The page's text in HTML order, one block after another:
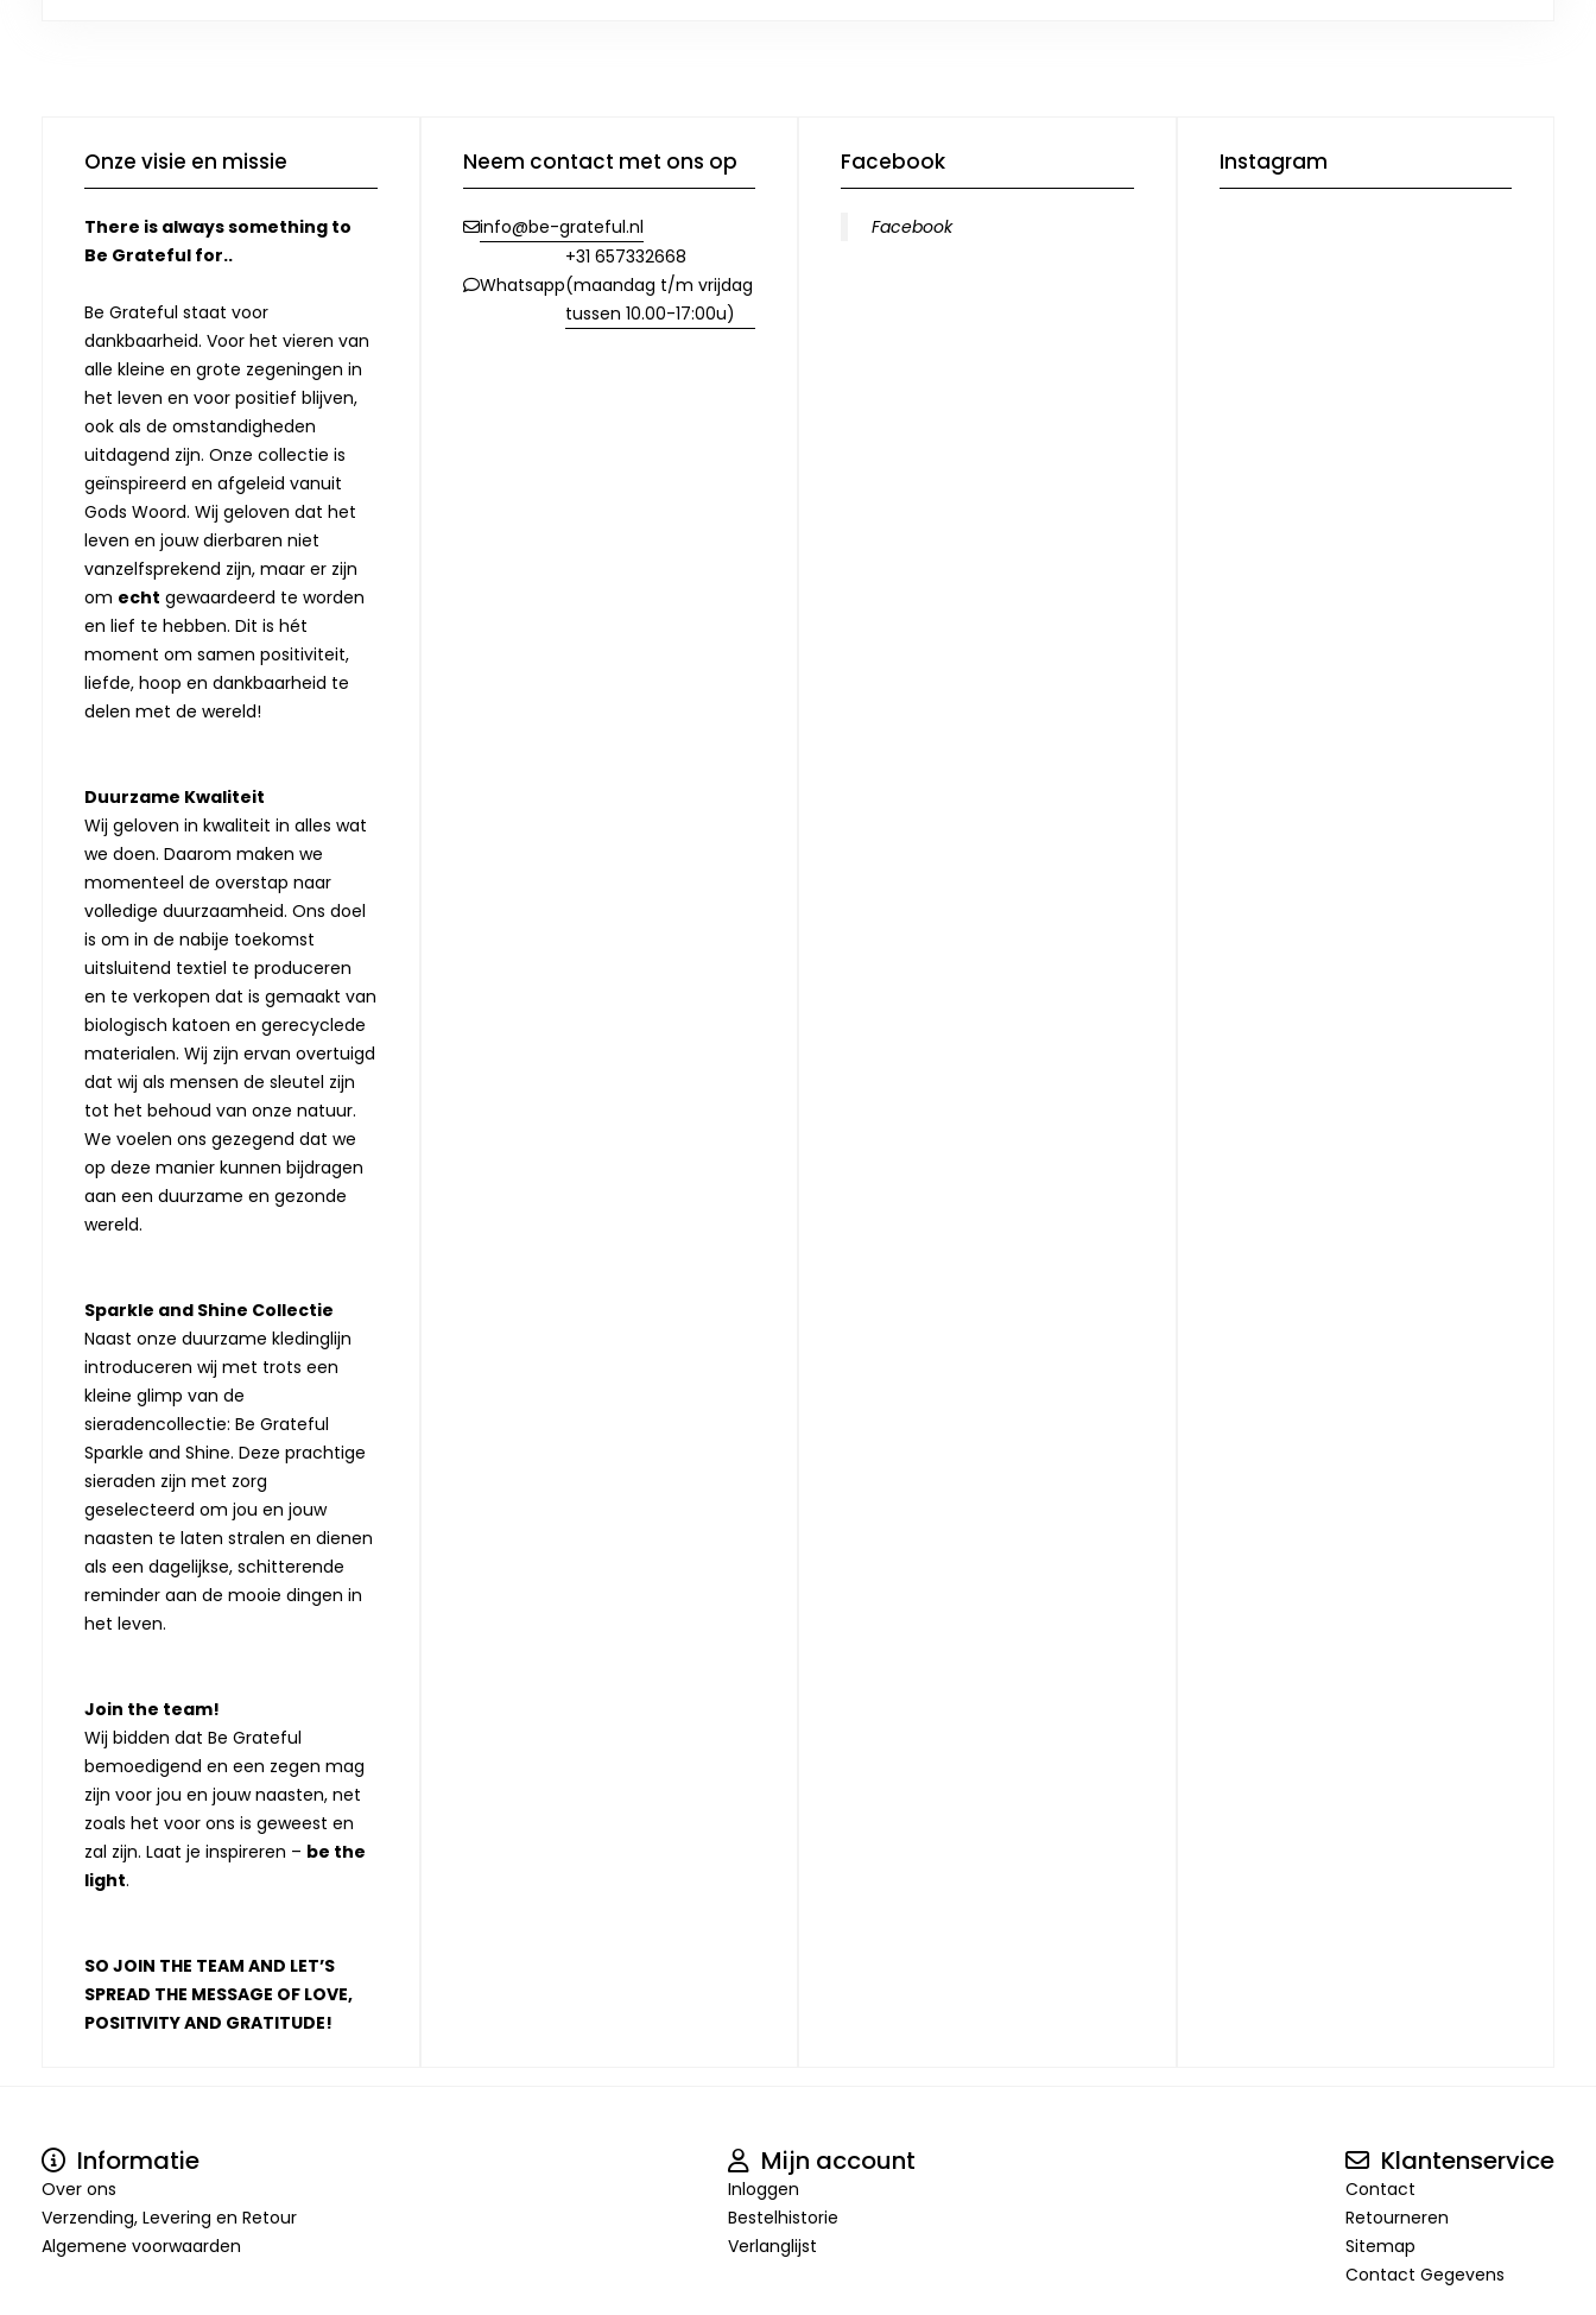
Onze visie en missie
There is always something to
Be Grateful for..
Be Grateful staat voor
dankbaarheid. Voor het vieren van
alle kleine en grote zegeningen in
het leven en voor positief blijven,
ook als de omstandigheden
uitdagend zijn. Onze collectie is
geïnspireerd en afgeleid vanuit
Gods Woord. Wij geloven dat het
leven en jouw dierbaren niet
vanzelfsprekend zijn, maar er zijn
om echt gewaardeerd te worden
en lief te hebben. Dit is hét
moment om samen positiviteit,
liefde, hoop en dankbaarheid te
delen met de wereld!
Duurzame Kwaliteit
Wij geloven in kwaliteit in alles wat
we doen. Daarom maken we
momenteel de overstap naar
volledige duurzaamheid. Ons doel
is om in de nabije toekomst
uitsluitend textiel te produceren
en te verkopen dat is gemaakt van
biologisch katoen en gerecyclede
materialen. Wij zijn ervan overtuigd
dat wij als mensen de sleutel zijn
tot het behoud van onze natuur.
We voelen ons gezegend dat we
op deze manier kunnen bijdragen
aan een duurzame en gezonde
wereld.
Sparkle and Shine Collectie
Naast onze duurzame kledinglijn
introduceren wij met trots een
kleine glimp van de
sieradencollectie: Be Grateful
Sparkle and Shine. Deze prachtige
sieraden zijn met zorg
geselecteerd om jou en jouw
naasten te laten stralen en dienen
als een dagelijkse, schitterende
reminder aan de mooie dingen in
het leven.
Join the team!
Wij bidden dat Be Grateful
bemoedigend en een zegen mag
zijn voor jou en jouw naasten, net
zoals het voor ons is geweest en
zal zijn. Laat je inspireren – be the
light.
SO JOIN THE TEAM AND LET’S
SPREAD THE MESSAGE OF LOVE,
POSITIVITY AND GRATITUDE!
Neem contact met ons op
info@be-grateful.nl
Whatsapp
+31 657332668
(maandag t/m vrijdag
tussen 10.00-17:00u)
Facebook
Facebook
Instagram
Informatie
Over ons
Verzending, Levering en Retour
Algemene voorwaarden
Mijn account
Inloggen
Bestelhistorie
Verlanglijst
Klantenservice
Contact
Retourneren
Sitemap
Contact Gegevens